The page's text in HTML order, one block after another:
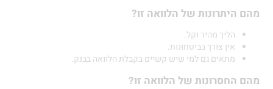
מהם היתרונות של הלוואה זו?
הליך מהיר וקל.
אין צורך בביטחונות.
מתאים גם למי שיש קשיים בקבלת הלוואה בבנק.
מהם החסרונות של הלוואה זו?